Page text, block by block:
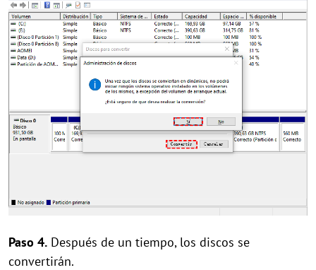
Paso 4. Después de un tiempo, los discos se
convertirán.